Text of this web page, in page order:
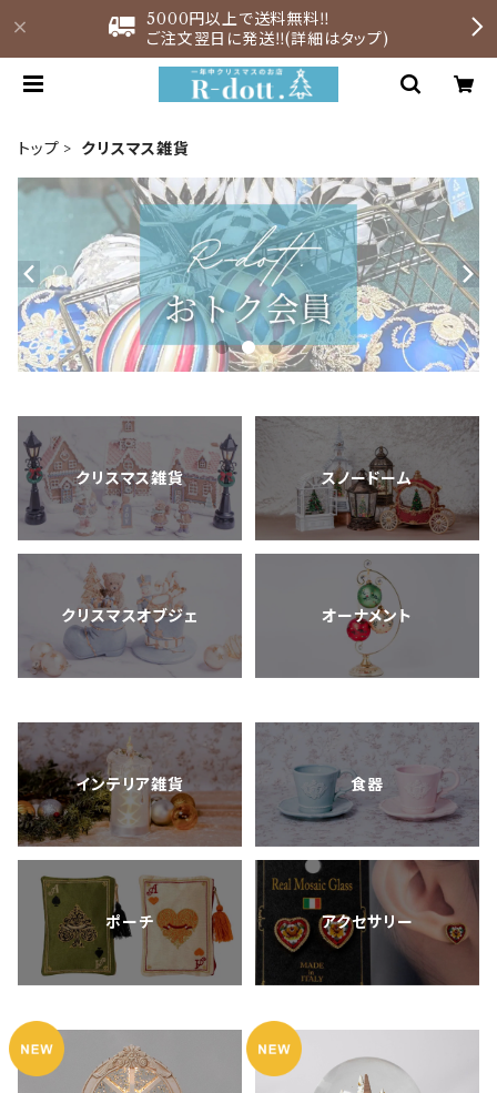
5000円以上で送料無料‼︎
ご注文翌日に発送‼︎(詳細はタップ)
トップ クリスマス雑貨
クリスマス雑貨 スノードーム
クリスマスオブジェ オーナメント
インテリア雑貨 食器
ポーチ アクセサリー